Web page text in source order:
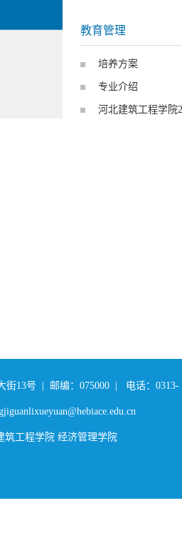
教育管理
培养方案
专业介绍
河北建筑工程学院
街13号 | 邮编：075000 | 电话：0313-
筑工程学院 经济管理学院